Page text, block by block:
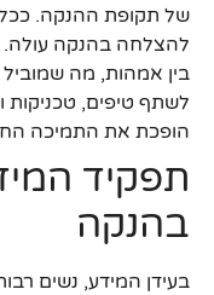
של תקופת ההנקה. ככל
להצלחה בהנקה
בין אמהות, מה
לשתף טיפים,
הופכת את התמיכה
תפקיד
בהנקה
בעידן המידע, נשים